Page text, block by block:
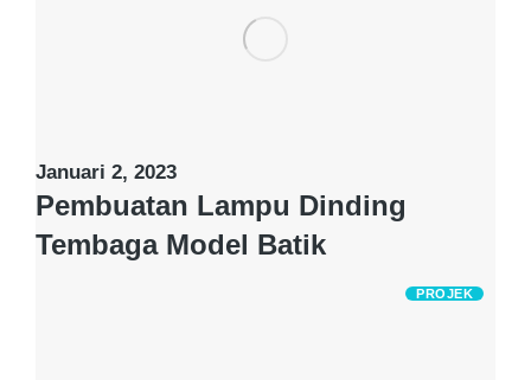
Januari 2, 2023
Pembuatan Lampu Dinding
Tembaga Model Batik
PROJEK